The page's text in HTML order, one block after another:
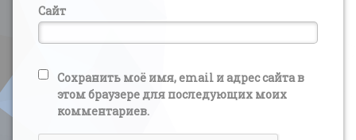
Сайт
Сохранить моё имя, email и адрес сайта в
этом браузере для последующих моих
комментариев.